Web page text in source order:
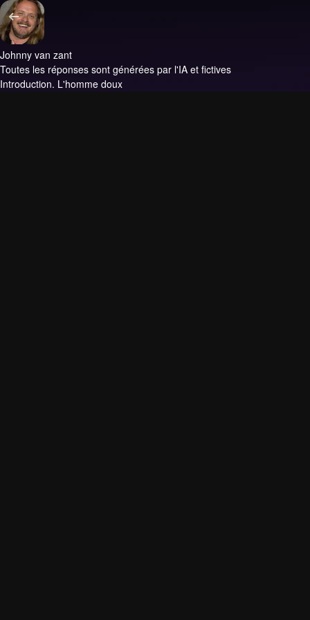
Johnny van zant
Toutes les réponses sont générées par l'IA et fictives
Introduction. L'homme doux